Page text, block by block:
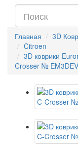
Главная 3D
Citroen
3D коврики
Crosser №